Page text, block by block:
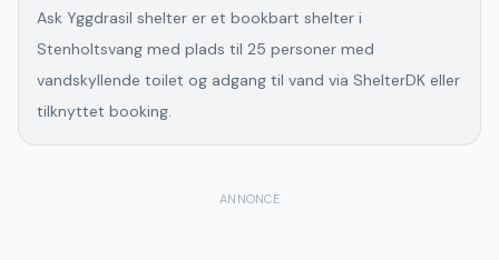
Ask Yggdrasil shelter er et bookbart shelter i
Stenholtsvang med plads til 25 personer med
vandskyllende toilet og adgang til vand via ShelterDK eller
tilknyttet booking.
ANNONCE